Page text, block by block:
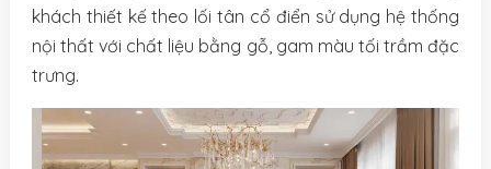
khách thiết kế theo lối tân cổ điển sử dụng hệ thống
nội thất với chất liệu bằng gỗ, gam màu tối trầm đặc
trưng.